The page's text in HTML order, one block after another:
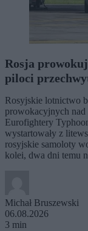
Rosja
piloci
Rosyjskie lotnictwo
prowokacyjnych nad
Eurofightery
wystartowały z
rosyjskie samoloty
kolei, dwa dni temu
Michał Bruszewski
06.08.2026
3 min